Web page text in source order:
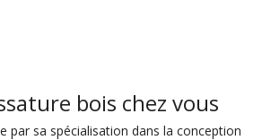
bois chez vous
par sa spécialisation dans la conception